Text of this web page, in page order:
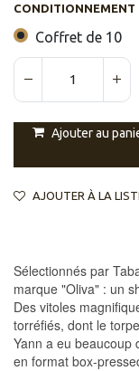
CONDITIONNEMENT
Coffret de 10
Ajouter au
AJOUTER À LA
Sélectionnés par
marque "Oliva" : un
Des vitoles
torréfiés, dont le
Yann a eu beaucoup
en format box-